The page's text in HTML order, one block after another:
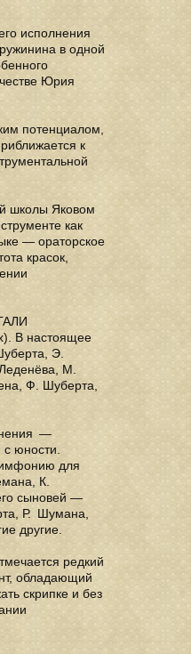
исполнения
в одной
Юрия
потенциалом,
к
школы Яковом
как
— ораторское
красок,
В настоящее
Э.
М.
Ф. Шуберта,
—
юности.
для
К.
сыновей —
Р. Шумана,
другие.
редкий
обладающий
скрипке и без